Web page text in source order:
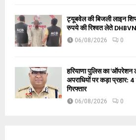
ट्यूबवेल की बिजली लाइन
रुपये की रिश्वत लेते
06/08/2026 0
हरियाणा पुलिस का
अपराधियों पर कड़ा प्रहार:
गिरफ्तार
06/08/2026 0